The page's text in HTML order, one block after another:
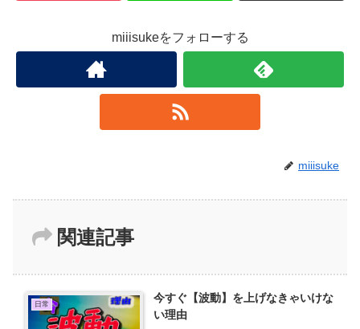
miiisukeをフォローする
miiisuke
関連記事
日常
今すぐ【波動】を上げなきゃいけな
い理由